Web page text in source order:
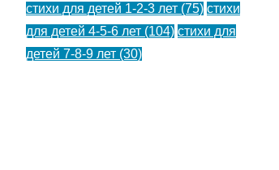
стихи для детей 1-2-3 лет (75) стихи
для детей 4-5-6 лет (104) стихи для
детей 7-8-9 лет (30)